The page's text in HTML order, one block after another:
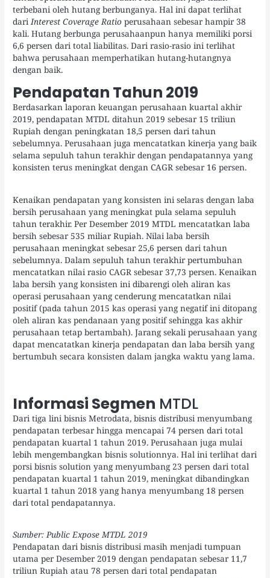
terbebani oleh hutang berbunganya. Hal ini dapat terlihat
dari Interest Coverage Ratio perusahaan sebesar hampir 38
kali. Hutang berbunga perusahaanpun hanya memiliki porsi
6,6 persen dari total liabilitas. Dari rasio-rasio ini terlihat
bahwa perusahaan memperhatikan hutang-hutangnya
dengan baik.
Pendapatan Tahun 2019
Berdasarkan laporan keuangan perusahaan kuartal akhir
2019, pendapatan MTDL ditahun 2019 sebesar 15 triliun
Rupiah dengan peningkatan 18,5 persen dari tahun
sebelumnya. Perusahaan juga mencatatkan kinerja yang baik
selama sepuluh tahun terakhir dengan pendapatannya yang
konsisten terus meningkat dengan CAGR sebesar 16 persen.
Kenaikan pendapatan yang konsisten ini selaras dengan laba
bersih perusahaan yang meningkat pula selama sepuluh
tahun terakhir. Per Desember 2019 MTDL mencatatkan laba
bersih sebesar 535 miliar Rupiah. Nilai laba bersih
perusahaan meningkat sebesar 25,6 persen dari tahun
sebelumnya. Dalam sepuluh tahun terakhir pertumbuhan
mencatatkan nilai rasio CAGR sebesar 37,73 persen. Kenaikan
laba bersih yang konsisten ini dibarengi oleh aliran kas
operasi perusahaan yang cenderung mencatatkan nilai
positif (pada tahun 2015 kas operasi yang negatif ini ditopang
oleh aliran kas pendanaan yang positif sehingga kas akhir
perusahaan tetap bertambah). Jarang sekali perusahaan yang
dapat mencatatkan kinerja pendapatan dan laba bersih yang
bertumbuh secara konsisten dalam jangka waktu yang lama.
Informasi Segmen MTDL
Dari tiga lini bisnis Metrodata, bisnis distribusi menyumbang
pendapatan terbesar hingga mencapai 74 persen dari total
pendapatan kuartal 1 tahun 2019. Perusahaan juga mulai
lebih mengembangkan bisnis solutionnya. Hal ini terlihat dari
porsi bisnis solution yang menyumbang 23 persen dari total
pendapatan kuartal 1 tahun 2019, meningkat dibandingkan
kuartal 1 tahun 2018 yang hanya menyumbang 18 persen
dari total pendapatannya.
Sumber: Public Expose MTDL 2019
Pendapatan dari bisnis distribusi masih menjadi tumpuan
utama per Desember 2019 dengan pendapatan sebesar 11,7
triliun Rupiah atau 78 persen dari total pendapatan